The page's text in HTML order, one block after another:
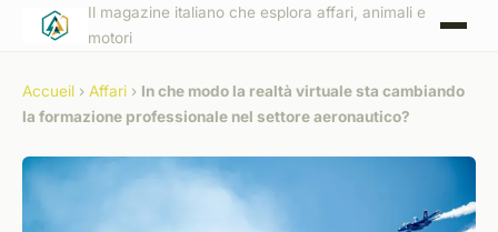
Il magazine italiano che esplora affari, animali e
motori
Accueil › Affari › In che modo la realtà virtuale sta cambiando
la formazione professionale nel settore aeronautico?